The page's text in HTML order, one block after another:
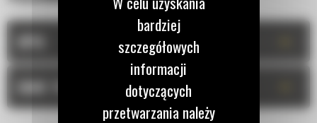
OPIS
DANE TECHNICZNE
bardziej
szczegółowych
informacji
dotyczących
przetwarzania należy